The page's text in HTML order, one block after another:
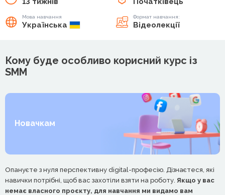
Мова навчання
Українська
Формат навчання:
Відеолекції
Кому буде особливо корисний курс із
SMM
Новачкам
Опануєте з нуля перспективну digital-професію. Дізнаєтеся, які
навички потрібні, щоб вас захотіли взяти на роботу. Якщо у вас
немає власного проєкту, для навчання ми видамо вам